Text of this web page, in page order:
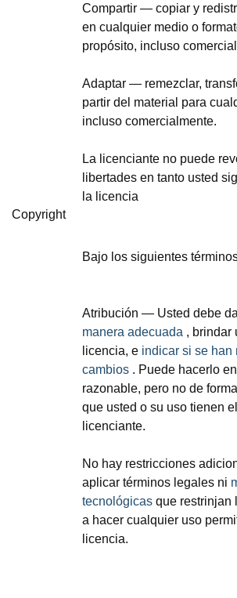
Copyright
Compartir — copiar y
en cualquier medio o
propósito, incluso
Adaptar — remezclar,
partir del material para
incluso comercialmente.
La licenciante no puede
libertades en tanto usted
la licencia
Bajo los siguientes
Atribución — Usted debe
manera adecuada , brindar
licencia, e indicar si se han
cambios . Puede hacerlo
razonable, pero no de
que usted o su uso tienen
licenciante.
No hay restricciones
aplicar términos legales ni
tecnológicas que restrinjan
a hacer cualquier uso
licencia.